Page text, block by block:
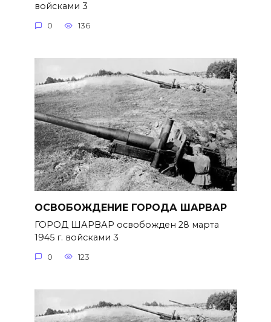
войсками 3
0 136
ОСВОБОЖДЕНИЕ ГОРОДА ШАРВАР
ГОРОД ШАРВАР освобожден 28 марта
1945 г. войсками 3
0 123